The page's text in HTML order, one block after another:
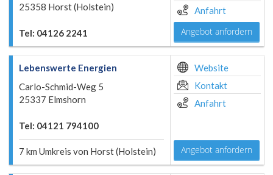
25358 Horst (Holstein)
Tel: 04126 2241
Anfahrt
Angebot anfordern
Lebenswerte Energien
Carlo-Schmid-Weg 5
25337 Elmshorn
Tel: 04121 794100
7 km Umkreis von Horst (Holstein)
Website
Kontakt
Anfahrt
Angebot anfordern